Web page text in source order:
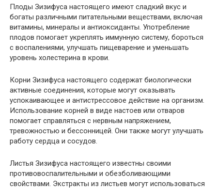
Плоды Зизифуса настоящего имеют сладкий вкус и
богаты различными питательными веществами, включая
витамины, минералы и антиоксиданты. Употребление
плодов помогает укреплять иммунную систему, бороться
с воспалениями, улучшать пищеварение и уменьшать
уровень холестерина в крови.
Корни Зизифуса настоящего содержат биологически
активные соединения, которые могут оказывать
успокаивающее и антистрессовое действие на организм.
Использование корней в виде настоев или отваров
помогает справляться с нервным напряжением,
тревожностью и бессонницей. Они также могут улучшать
работу сердца и сосудов.
Листья Зизифуса настоящего известны своими
противовоспалительными и обезболивающими
свойствами. Экстракты из листьев могут использоваться